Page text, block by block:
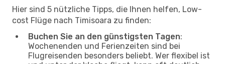
Hier sind 5 nützliche Tipps, die Ihnen helfen, Low-
cost Flüge nach Timisoara zu finden:
Buchen Sie an den günstigsten Tagen:
Wochenenden und Ferienzeiten sind bei
Flugreisenden besonders beliebt. Wer flexibel ist